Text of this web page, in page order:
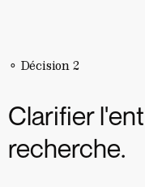
⚬ Décision 2
Clarifier
recherche.